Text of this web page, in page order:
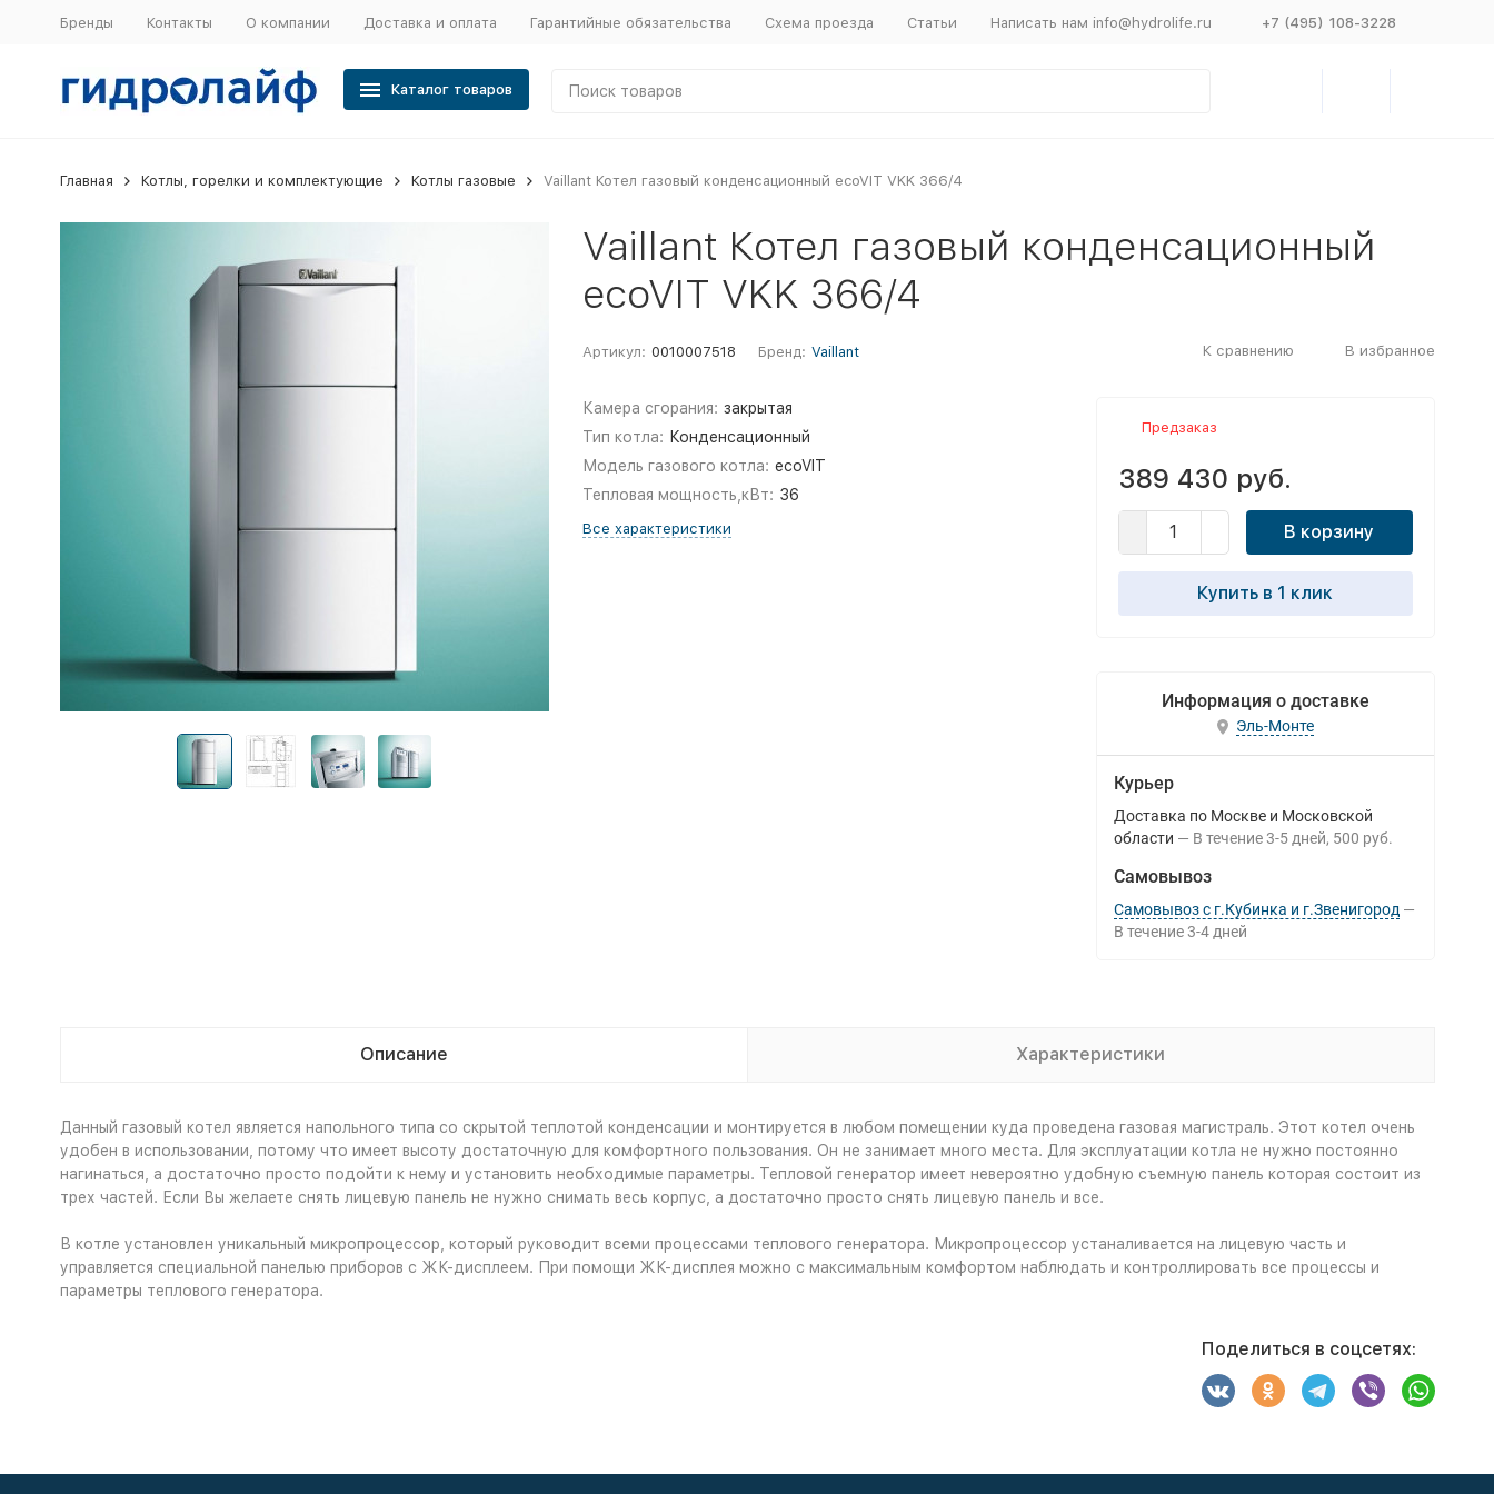
Бренды Контакты О компании Доставка и оплата Гарантийные обязательства Схема проезда Статьи Написать нам info@hydrolife.ru +7 (495) 108-3228
Каталог товаров
Главная Котлы, горелки и комплектующие Котлы газовые Vaillant Котел газовый конденсационный ecoVIT VKK 366/4
Vaillant Котел газовый конденсационный
ecoVIT VKK 366/4
Артикул: 0010007518 Бренд: Vaillant К сравнению В избранное
Камера сгорания: закрытая
Тип котла: Конденсационный
Модель газового котла: ecoVIT
Тепловая мощность,кВт: 36
Все характеристики
Предзаказ
389 430 руб.
В корзину
Купить в 1 клик
Информация о доставке
Эль-Монте
Курьер
Доставка по Москве и Московской
области
В течение 3-5 дней 500 руб.
Самовывоз
Самовывоз с г.Кубинка и г.Звенигород
В течение 3-4 дней
Описание Характеристики
Данный газовый котел является напольного типа со скрытой теплотой конденсации и монтируется в любом помещении куда проведена газовая магистраль. Этот котел очень
удобен в использовании, потому что имеет высоту достаточную для комфортного пользования. Он не занимает много места. Для эксплуатации котла не нужно постоянно
нагинаться, а достаточно просто подойти к нему и установить необходимые параметры. Тепловой генератор имеет невероятно удобную съемную панель которая состоит из
трех частей. Если Вы желаете снять лицевую панель не нужно снимать весь корпус, а достаточно просто снять лицевую панель и все.
В котле установлен уникальный микропроцессор, который руководит всеми процессами теплового генератора. Микропроцессор устаналивается на лицевую часть и
управляется специальной панелью приборов с ЖК-дисплеем. При помощи ЖК-дисплея можно с максимальным комфортом наблюдать и контроллировать все процессы и
параметры теплового генератора.
Поделиться в соцсетях: